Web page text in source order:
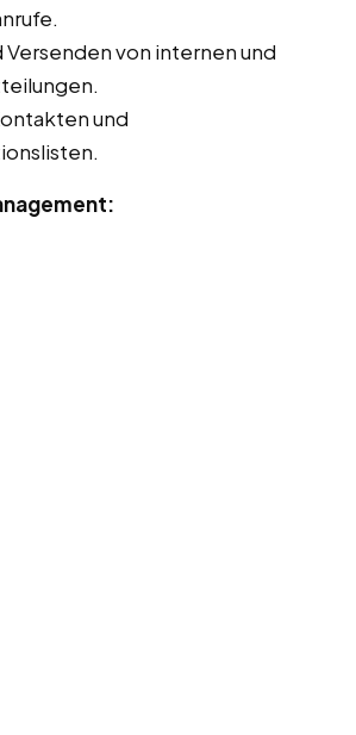
Versenden von internen und
und